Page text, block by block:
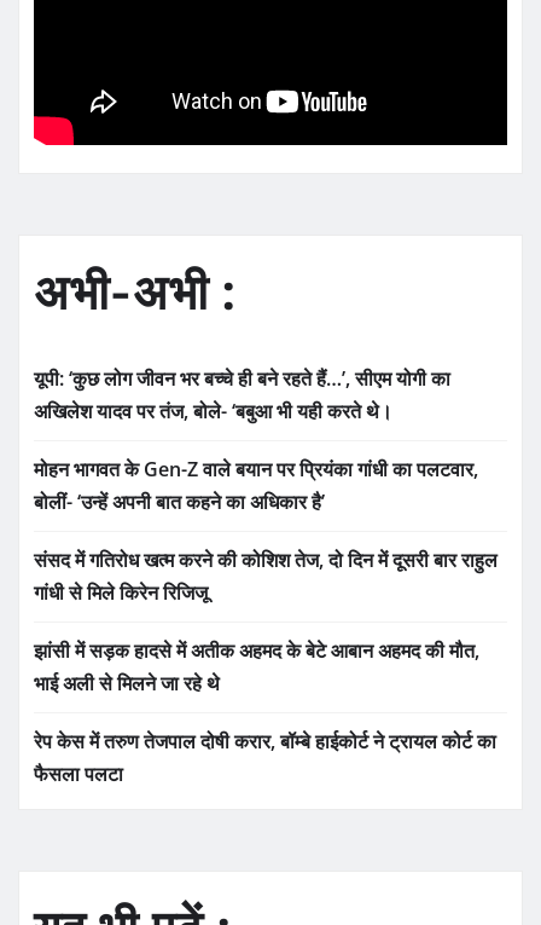
अभी-अभी :
यूपी: ‘कुछ लोग जीवन भर बच्चे ही बने रहते हैं…’, सीएम योगी का
अखिलेश यादव पर तंज, बोले- ‘बबुआ भी यही करते थे।
मोहन भागवत के Gen-Z वाले बयान पर प्रियंका गांधी का पलटवार,
बोलीं- ‘उन्हें अपनी बात कहने का अधिकार है’
संसद में गतिरोध खत्म करने की कोशिश तेज, दो दिन में दूसरी बार राहुल
गांधी से मिले किरेन रिजिजू
झांसी में सड़क हादसे में अतीक अहमद के बेटे आबान अहमद की मौत,
भाई अली से मिलने जा रहे थे
रेप केस में तरुण तेजपाल दोषी करार, बॉम्बे हाईकोर्ट ने ट्रायल कोर्ट का
फैसला पलटा